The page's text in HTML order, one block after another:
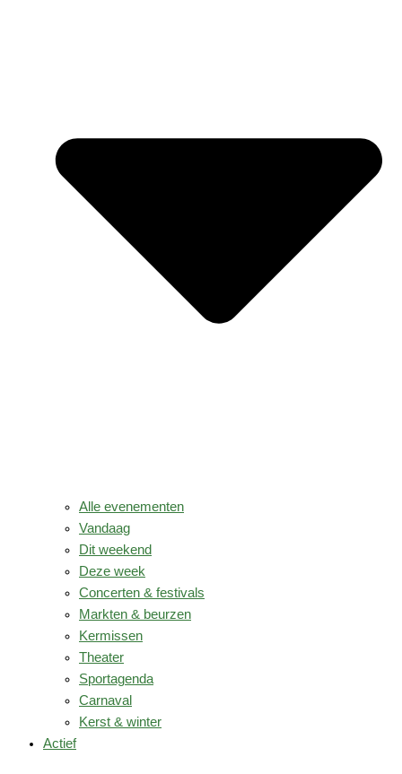
Alle evenementen
Vandaag
Dit weekend
Deze week
Concerten & festivals
Markten & beurzen
Kermissen
Theater
Sportagenda
Carnaval
Kerst & winter
Actief